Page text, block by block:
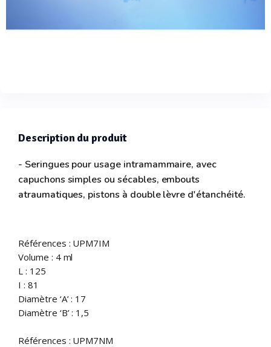
Description du produit
- Seringues pour usage intramammaire, avec
capuchons simples ou sécables, embouts
atraumatiques, pistons à double lèvre d'étanchéité.
Références : UPM7IM
Volume : 4 ml
L : 125
I : 81
Diamètre ‘A’ : 17
Diamètre ‘B’ : 1,5
Références : UPM7NM